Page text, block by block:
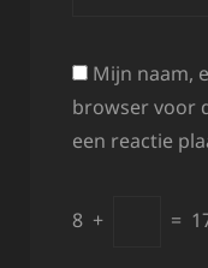
Mijn naam,
browser voor
een reactie
8 + =